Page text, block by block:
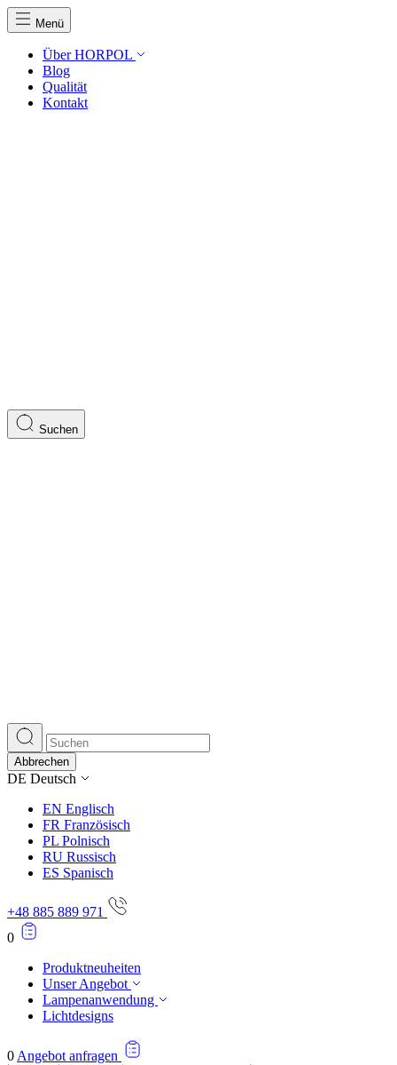
Menü
Über HORPOL
Blog
Qualität
Kontakt
Suchen
Abbrechen
DE Deutsch
EN Englisch
FR Französisch
PL Polnisch
RU Russisch
ES Spanisch
+48 885 889 971
0
Produktneuheiten
Unser Angebot
Lampenanwendung
Lichtdesigns
0 Angebot anfragen